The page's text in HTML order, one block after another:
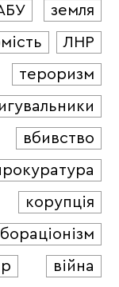
земля
ЛНР
тероризм
вбивство
корупція
війна